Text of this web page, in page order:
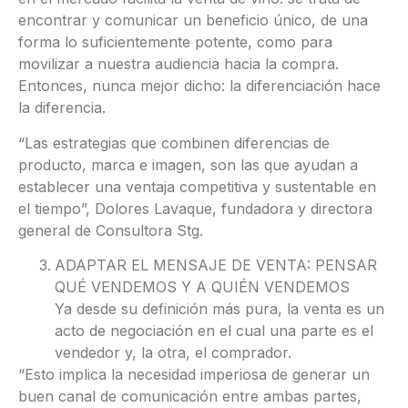
encontrar y comunicar un beneficio único, de una
forma lo suficientemente potente, como para
movilizar a nuestra audiencia hacia la compra.
Entonces, nunca mejor dicho: la diferenciación hace
la diferencia.
“Las estrategias que combinen diferencias de
producto, marca e imagen, son las que ayudan a
establecer una ventaja competitiva y sustentable en
el tiempo”, Dolores Lavaque, fundadora y directora
general de Consultora Stg.
ADAPTAR EL MENSAJE DE VENTA: PENSAR
QUÉ VENDEMOS Y A QUIÉN VENDEMOS
Ya desde su definición más pura, la venta es un
acto de negociación en el cual una parte es el
vendedor y, la otra, el comprador.
“Esto implica la necesidad imperiosa de generar un
buen canal de comunicación entre ambas partes,